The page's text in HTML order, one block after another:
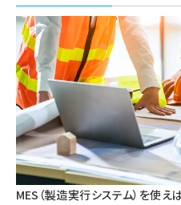
MES（製造実行システム）を使え